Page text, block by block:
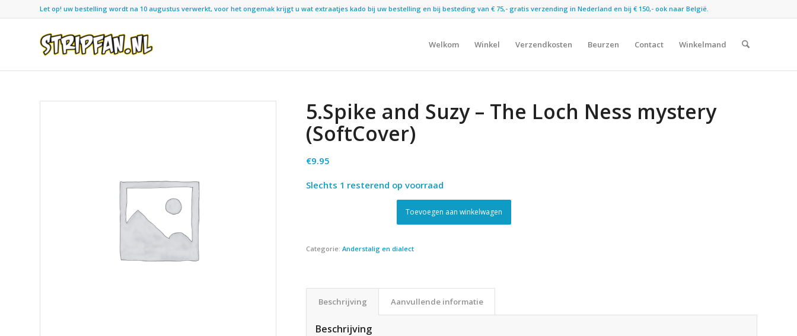
Let op! uw bestelling wordt na 10 augustus verwerkt, voor het ongemak krijgt u wat extraatjes kado bij uw bestelling en bij besteding van € 75,- gratis verzending in Nederland en bij € 150,- ook naar België.
Welkom Winkel Verzendkosten Beurzen Contact Winkelmand
5.Spike and Suzy – The Loch Ness mystery
(SoftCover)
€9.95
Slechts 1 resterend op voorraad
Toevoegen aan winkelwagen
Categorie:Anderstalig en dialect
Beschrijving Aanvullende informatie
Beschrijving